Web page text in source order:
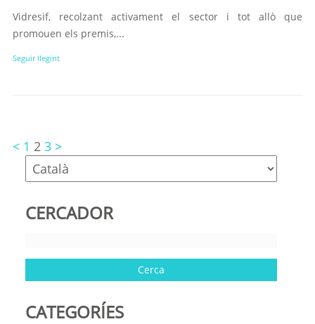
Vidresif, recolzant activament el sector i tot allò que
promouen els premis,...
Seguir llegint
< 1 2 3 >
CERCADOR
CATEGORÍES